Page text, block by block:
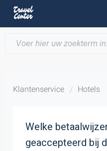
Klantenservice Hotels
Welke
geaccepteerd bij